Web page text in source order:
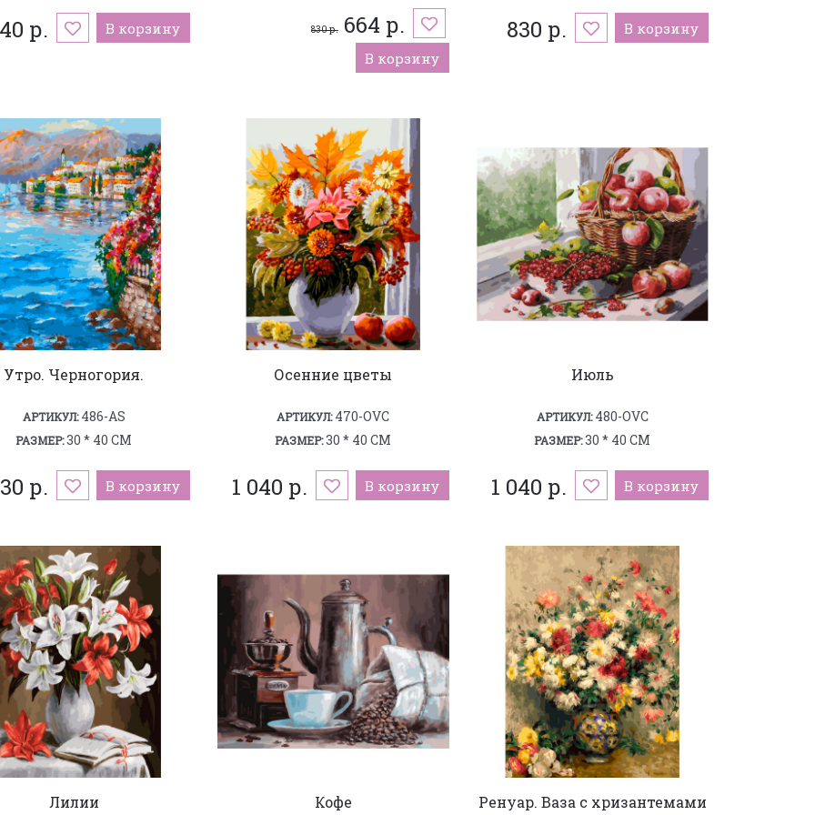
р. В корзину 830 р.664 р.
В корзину
830 р. В корзину
Утро. Черногория.
АРТИКУЛ:486-AS
РАЗМЕР:30 * 40 СМ
р. В корзину
Осенние цветы
АРТИКУЛ:470-OVC
РАЗМЕР:30 * 40 СМ
1 040 р. В корзину
Июль
АРТИКУЛ:480-OVC
РАЗМЕР:30 * 40 СМ
1 040 р. В корзину
Лилии Кофе Ренуар. Ваза с хризантемами